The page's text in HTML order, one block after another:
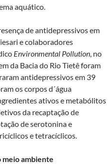
aquático.
de antidepressivos em
e colaboradores
Environmental Pollution, no
da Bacia do Rio Tietê foram
antidepressivos em 39
os corpos d´água
ativos e metabólitos
da recaptação de
de serotonina e
e tetracíclicos.
meio ambiente